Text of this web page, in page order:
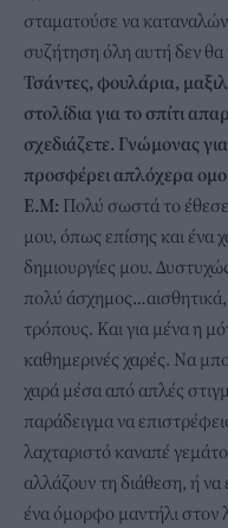
σταματούσε να
συζήτηση όλη αυτή δεν
Τσάντες, φουλάρια,
στολίδια για το σπίτι
σχεδιάζετε. Γνώμονας για
προσφέρει απλόχερα
Ε.Μ: Πολύ σωστά το
μου, όπως επίσης και ένα
δημιουργίες μου.
πολύ
τρόπους. Και για μένα η
καθημερινές χαρές. Να
χαρά μέσα από απλές
παράδειγμα να
λαχταριστό καναπέ
αλλάζουν τη διάθεση, ή να
ένα όμορφο μαντήλι στον